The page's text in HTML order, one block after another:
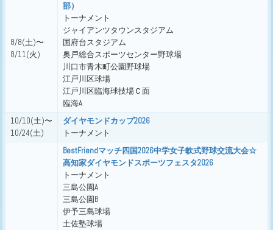
8/8(土)〜
8/11(火)
部）
トーナメント
ジャイアンツタウンスタジアム
国府台スタジアム
奥戸総合スポーツセンター野球場
川口市青木町公園野球場
江戸川区球場
江戸川区臨海球技場Ｃ面
臨海A
10/10(土)〜
10/24(土)
ダイヤモンドカップ2026
トーナメント
BestFriendマッチ四国2026中学女子軟式野球交流大会☆
高知家ダイヤモンドスポーツフェスタ2026
トーナメント
三島公園A
三島公園B
伊予三島球場
土佐塾球場